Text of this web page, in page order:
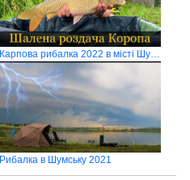
Карпова рибалка 2022 в місті Шумськ
Рибалка в Шумську 2021